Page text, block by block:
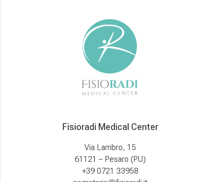
Fisioradi Medical Center
Via Lambro, 15
61121 – Pesaro (PU)
+39 0721 33958